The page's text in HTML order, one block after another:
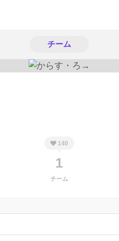
チーム
140
1
チーム